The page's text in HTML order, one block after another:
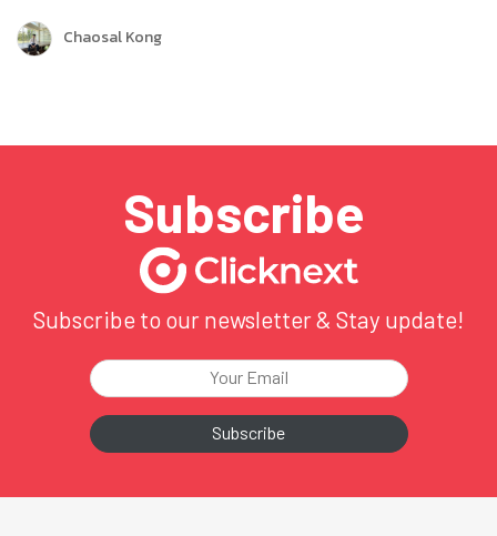
ควรเลือกที่ไหนถึงจะดี ในบทความนี้ ผมจะพาคุณมาดูอย่างละเอียดว่า
Software House คือ อะไร และช่วยคุณเลือก Software House ได้
Chaosal Kong
Subscribe
Subscribe to our newsletter & Stay update!